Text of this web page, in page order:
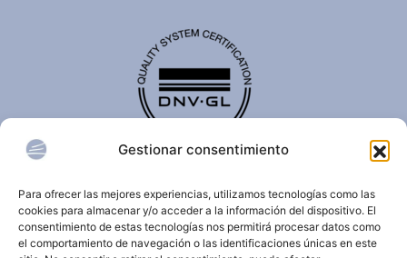
Gestionar consentimiento
Para ofrecer las mejores experiencias, utilizamos tecnologías como las
cookies para almacenar y/o acceder a la información del dispositivo. El
consentimiento de estas tecnologías nos permitirá procesar datos como
el comportamiento de navegación o las identificaciones únicas en este
internacionalmente y confirma que una organización
cumple con estándares de calidad, seguridad,
sostenibilidad y/o gestión.